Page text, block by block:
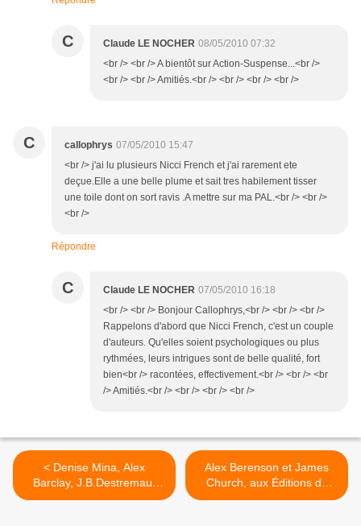
C Claude LE NOCHER 08/05/2010 07:32
<br /> <br /> A bientôt sur Action-Suspense...<br />
<br /> <br /> Amitiés.<br /> <br /> <br /> <br />
C callophrys 07/05/2010 15:47
<br /> j'ai lu plusieurs Nicci French et j'ai rarement ete
deçue.Elle a une belle plume et sait tres habilement tisser
une toile dont on sort ravis .A mettre sur ma PAL.<br /> <br />
<br />
Répondre
C Claude LE NOCHER 07/05/2010 16:18
<br /> <br /> Bonjour Callophrys,<br /> <br /> <br />
Rappelons d'abord que Nicci French, c'est un couple
d'auteurs. Qu'elles soient psychologiques ou plus
rythmées, leurs intrigues sont de belle qualité, fort
bien<br /> racontées, effectivement.<br /> <br /> <br
/> Amitiés.<br /> <br /> <br /> <br />
< Denise Mina, Alex
Barclay, J.B.Destremau,
chez J'ai Lu
Alex Berenson et James
Church, aux Éditions du
Seuil >